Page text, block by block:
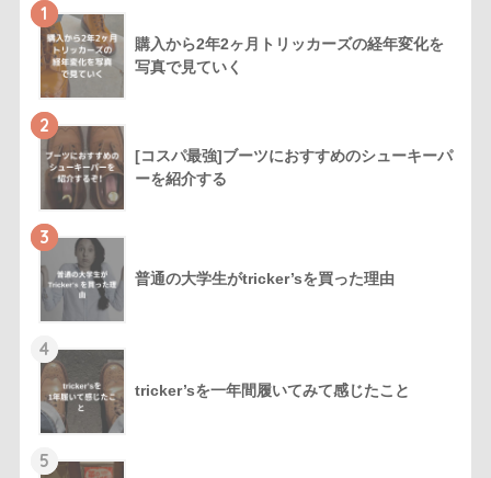
1
購入から2年2ヶ月トリッカーズの経年変化を
写真で見ていく
2
[コスパ最強]ブーツにおすすめのシューキーパ
ーを紹介する
3
普通の大学生がtricker’sを買った理由
4
tricker’sを一年間履いてみて感じたこと
5